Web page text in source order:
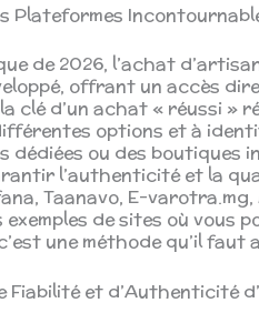
Plateformes
de 2026, l’achat
offrant un accès
clé d’un achat « réussi »
options et à
dédiées ou des boutiques
l’authenticité et la
Taanavo, E-
de sites où vous
une méthode qu’il faut
Fiabilité et d’Authenticité